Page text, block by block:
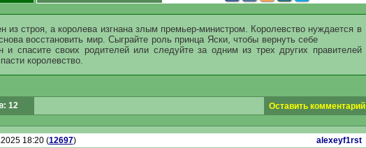
из строя, а королева изгнана злым премьер-министром. Королевство нуждается в
снова восстановить мир. Сыграйте роль принца Яски, чтобы вернуть себе
и спасите своих родителей или следуйте за одним из трех других правителей
королевство.
12 Оставить комментарий
18:20 (12697) alexeyf1rst